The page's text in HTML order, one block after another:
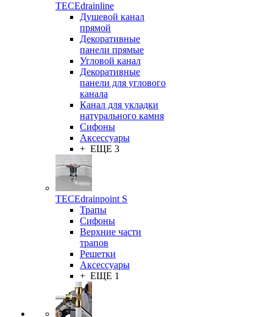
TECEdrainline
Душевой канал
прямой
Декоративные
панели прямые
Угловой канал
Декоративные
панели для углового
канала
Канал для укладки
натурального камня
Сифоны
Аксессуары
+ ЕЩЕ 3
TECEdrainpoint S
Трапы
Сифоны
Верхние части
трапов
Решетки
Аксессуары
+ ЕЩЕ 1